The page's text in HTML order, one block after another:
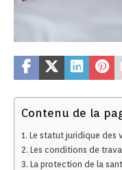
Contenu de la
Le statut juridique des
Les conditions de
La protection de la